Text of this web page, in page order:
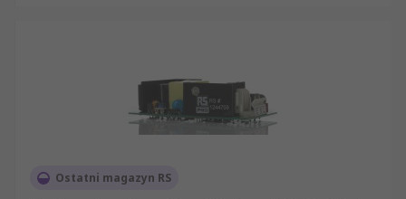
Ostatni magazyn RS